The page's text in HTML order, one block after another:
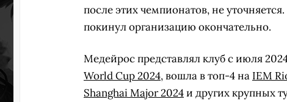
после этих чемпионатов, не
покинул организацию окончательно.
Медейрос представлял клуб с июля
World Cup 2024, вошла в топ-4 на IEM
Shanghai Major 2024и других крупных